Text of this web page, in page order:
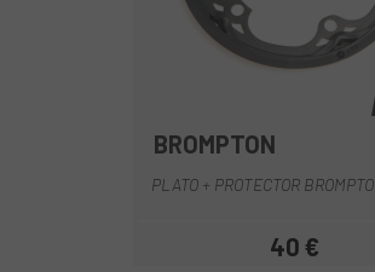
BROMPTON
PLATO + PROTECTOR
Precio
40 €